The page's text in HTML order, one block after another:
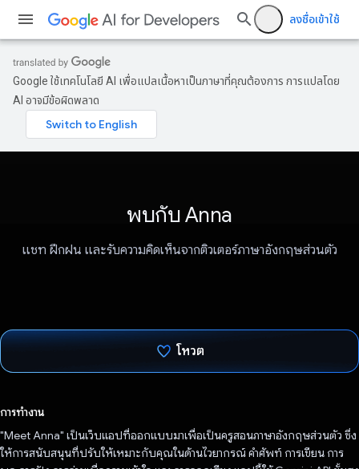
ลงชื่อเข้าใช้
Google ใช้เทคโนโลยี AI เพื่อแปลเนื้อหาเป็นภาษาที่คุณต้องการ การแปลโดย
AI อาจมีข้อผิดพลาด
พบกับ Anna
แชท ฝึกฝน และรับความคิดเห็นจากติวเตอร์ภาษาอังกฤษส่วนตัว
โหวต
การทำงาน
"Meet Anna" เป็นเว็บแอปที่ออกแบบมาเพื่อเป็นครูสอนภาษาอังกฤษส่วนตัว ซึ่ง
ให้การสนับสนุนที่ปรับให้เหมาะกับคุณในด้านไวยากรณ์ คําศัพท์ การเขียน การ